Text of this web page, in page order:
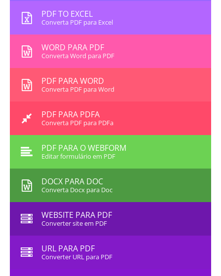
PDF TO EXCEL
Converta PDF para Excel
WORD PARA PDF
Converta Word para PDF
PDF PARA WORD
Converta PDF para Word
PDF PARA PDFA
Converta PDF para PDFa
PDF PARA O WEBFORM
Editar formulário em PDF
DOCX PARA DOC
Converta Docx para Doc
WEBSITE PARA PDF
Converter site em PDF
URL PARA PDF
Converter URL para PDF